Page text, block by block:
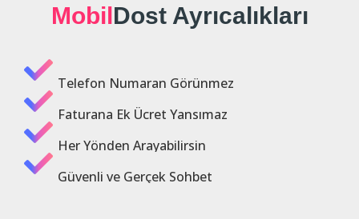
Mobil Dost Ayrıcalıkları
Telefon Numaran Görünmez
Faturana Ek Ücret Yansımaz
Her Yönden Arayabilirsin
Güvenli ve Gerçek Sohbet